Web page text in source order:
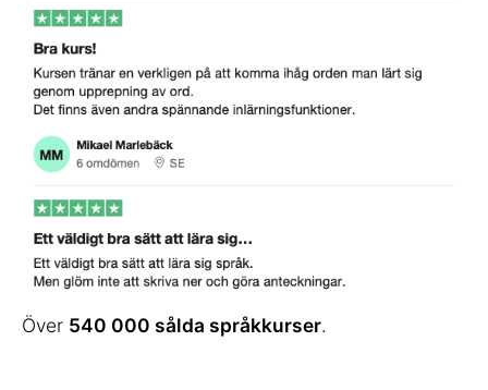
Över 540 000 sålda språkkurser.